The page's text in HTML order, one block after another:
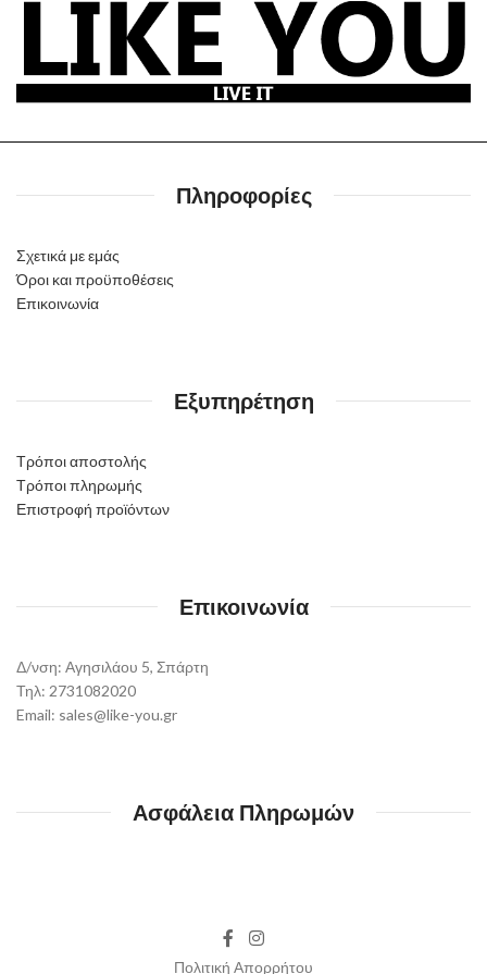
Πληροφορίες
Σχετικά με εμάς
Όροι και προϋποθέσεις
Επικοινωνία
Εξυπηρέτηση
Τρόποι αποστολής
Τρόποι πληρωμής
Επιστροφή προϊόντων
Επικοινωνία
Δ/νση: Αγησιλάου 5, Σπάρτη
Τηλ: 2731082020
Email: sales@like-you.gr
Ασφάλεια Πληρωμών
Πολιτική Απορρήτου